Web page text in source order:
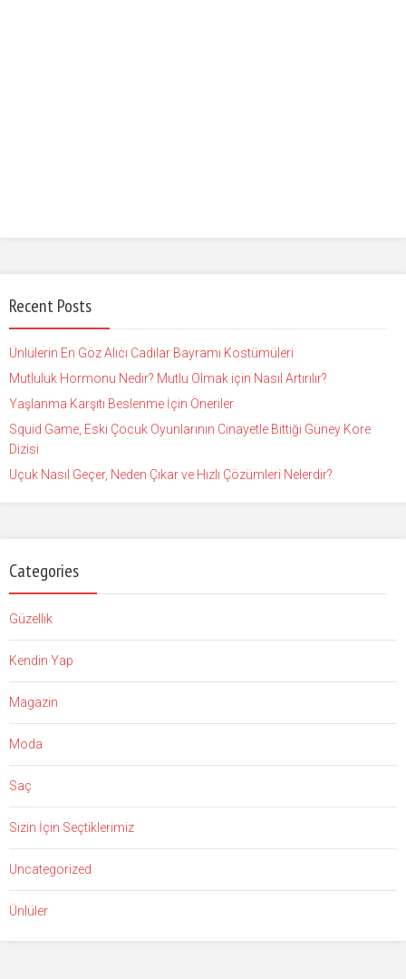
Recent Posts
Ünlülerin En Göz Alıcı Cadılar Bayramı Kostümüleri
Mutluluk Hormonu Nedir? Mutlu Olmak için Nasıl Artırılır?
Yaşlanma Karşıtı Beslenme İçin Öneriler
Squid Game, Eski Çocuk Oyunlarının Cinayetle Bittiği Güney Kore
Dizisi
Uçuk Nasıl Geçer, Neden Çıkar ve Hızlı Çözümleri Nelerdir?
Categories
Güzellik
Kendin Yap
Magazin
Moda
Saç
Sizin İçin Seçtiklerimiz
Uncategorized
Ünlüler